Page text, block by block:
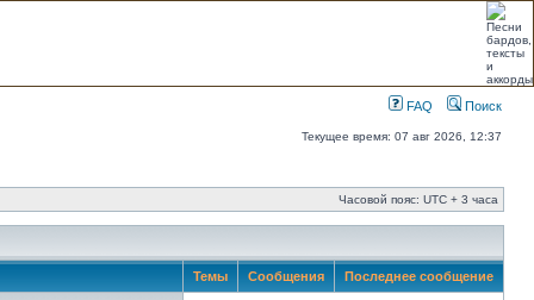
FAQ Поиск
Текущее время: 07 авг 2026, 12:37
Часовой пояс: UTC + 3 часа
Темы Сообщения Последнее сообщение